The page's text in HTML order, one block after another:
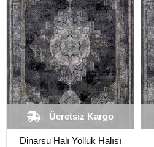
Dinarsu Halı Yolluk Halısı
Ücretsiz Kargo